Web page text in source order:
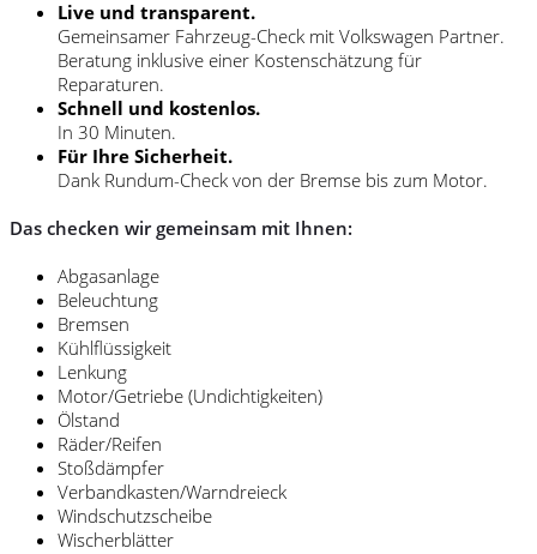
Live und transparent.
Gemeinsamer Fahrzeug-Check mit Volkswagen Partner.
Beratung inklusive einer Kostenschätzung für
Reparaturen.
Schnell und kostenlos.
In 30 Minuten.
Für Ihre Sicherheit.
Dank Rundum-Check von der Bremse bis zum Motor.
Das checken wir gemeinsam mit Ihnen:
Abgasanlage
Beleuchtung
Bremsen
Kühlflüssigkeit
Lenkung
Motor/Getriebe (Undichtigkeiten)
Ölstand
Räder/Reifen
Stoßdämpfer
Verbandkasten/Warndreieck
Windschutzscheibe
Wischerblätter